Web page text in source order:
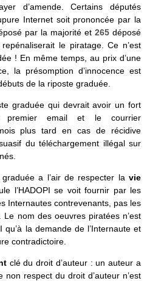
d’amende. Certains députés
Internet soit prononcée par la
par la majorité et 265 déposé
le piratage. Ce n’est
! En même temps, au prix d’une
la présomption d’innocence est
de la riposte graduée.
graduée qui devrait avoir un fort
premier email et le courrier
plus tard en cas de récidive
du téléchargement illégal sur
a l’air de respecter la vie
l’HADOPI se voit fournir par les
Internautes contrevenants, pas les
Le nom des oeuvres piratées n’est
qu’à la demande de l’Internaute et
contradictoire.
clé du droit d’auteur : un auteur a
non respect du droit d’auteur n’est